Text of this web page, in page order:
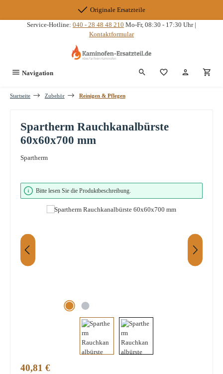
Originale Ersatzteile
Service-Hotline: 040 - 28 48 48 210 Mo-Fr, 08:30 - 17:30 Uhr |
Kontaktformular
Navigation Du hast 0
Startseite Zubehör Reinigen & Pflegen
Spartherm Rauchkanalbürste
60x60x700 mm
Spartherm
Bildergalerie überspringen
Bitte lesen Sie die Produktbeschreibung.
Regulärer Preis:
40,81 €